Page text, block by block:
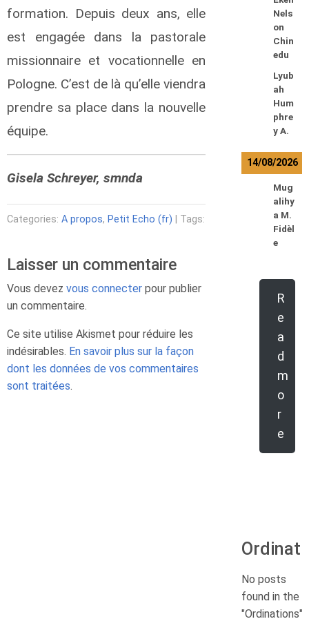
formation. Depuis deux ans, elle
est engagée dans la pastorale
missionnaire et vocationnelle en
Pologne. C’est de là qu’elle viendra
prendre sa place dans la nouvelle
équipe.
Gisela Schreyer, smnda
Categories: A propos, Petit Echo (fr) | Tags:
Laisser un commentaire
Vous devez vous connecter pour publier
un commentaire.
Ce site utilise Akismet pour réduire les
indésirables. En savoir plus sur la façon
dont les données de vos commentaires
sont traitées.
Nels
on
Chin
edu
Lyub
ah
Hum
phre
y A.
14/08/2026
Mug
alihy
a M.
Fidèl
e
R
e
a
d
m
o
r
e
No posts
found in the
"Ordinations"